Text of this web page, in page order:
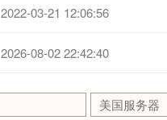
2022-03-21 12:06:56
2026-08-02 22:42:40
美国服务器